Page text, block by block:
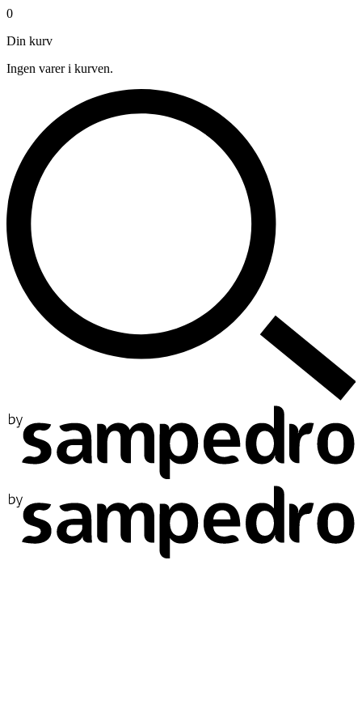
0
Din kurv
Ingen varer i kurven.